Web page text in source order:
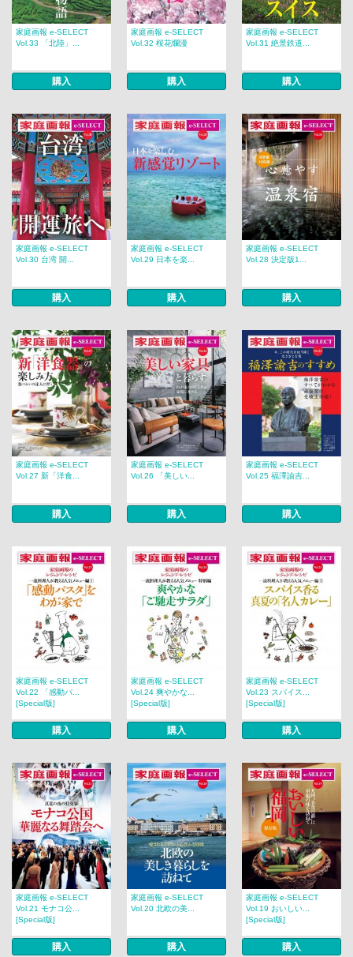
家庭画報 e-SELECT
Vol.33 「北陸」...
購入
家庭画報 e-SELECT
Vol.32 桜花爛漫
購入
家庭画報 e-SELECT
Vol.31 絶景鉄道...
購入
家庭画報 e-SELECT
Vol.30 台湾 開...
購入
家庭画報 e-SELECT
Vol.29 日本を楽...
購入
家庭画報 e-SELECT
Vol.28 決定版1...
購入
家庭画報 e-SELECT
Vol.27 新「洋食...
購入
家庭画報 e-SELECT
Vol.26 「美しい...
購入
家庭画報 e-SELECT
Vol.25 福澤諭吉...
購入
家庭画報 e-SELECT
Vol.22 「感動パ...
[Special版]
購入
家庭画報 e-SELECT
Vol.24 爽やかな...
[Special版]
購入
家庭画報 e-SELECT
Vol.23 スパイス...
[Special版]
購入
家庭画報 e-SELECT
Vol.21 モナコ公...
[Special版]
購入
家庭画報 e-SELECT
Vol.20 北欧の美...
購入
家庭画報 e-SELECT
Vol.19 おいしい...
[Special版]
購入